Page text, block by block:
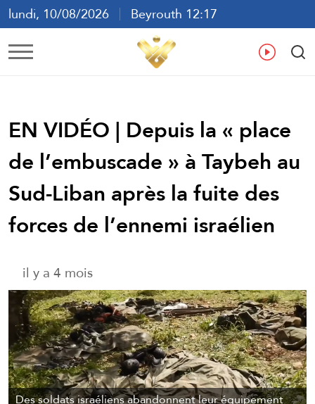
lundi, 10/08/2026
Beyrouth 12:17
ع
EN VIDÉO | Depuis la « place
de l’embuscade » à Taybeh au
Sud-Liban après la fuite des
forces de l’ennemi israélien
il y a 4 mois
Des soldats israéliens abandonnent leur équipement